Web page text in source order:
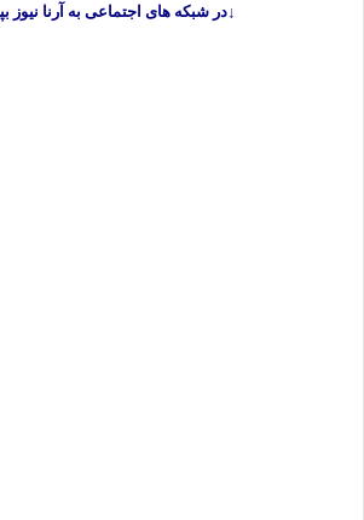
↓در شبکه های اجتماعی به آرنا نیوز